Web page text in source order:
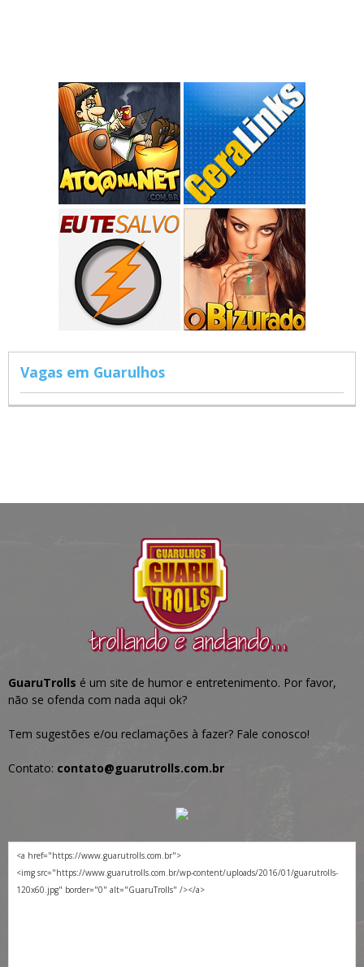
Vagas em Guarulhos
GuaruTrolls é um site de humor e entretenimento. Por favor,
não se ofenda com nada aqui ok?
Tem sugestões e/ou reclamações à fazer? Fale conosco!
Contato: contato@guarutrolls.com.br